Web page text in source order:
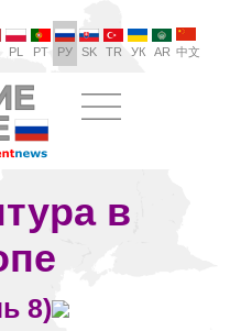
PL PT РУ SK TR УК AR 中文
в
8)